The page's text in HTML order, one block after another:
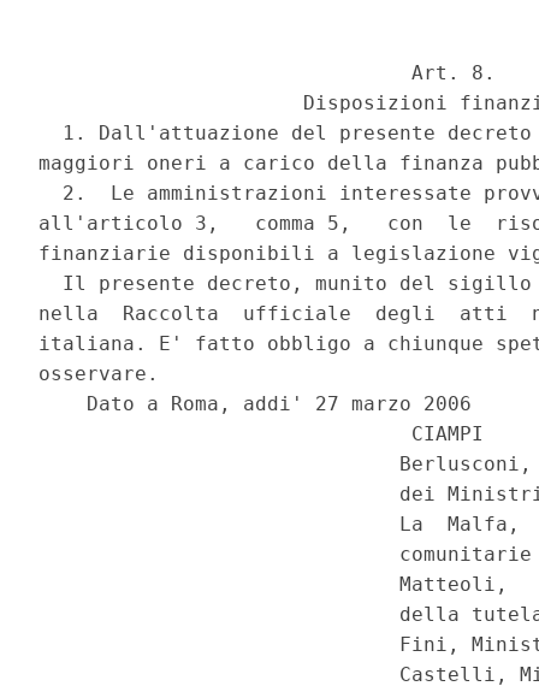
                               Art. 8.
Disposizioni
1. Dall'attuazione del presente
maggiori oneri a carico della finanza
2.  Le amministrazioni interessate
all'articolo 3,   comma 5,   con  le
finanziarie disponibili a legislazione
Il presente decreto, munito del
nella  Raccolta  ufficiale  degli  atti
italiana. E' fatto obbligo a chiunque
osservare.
    Dato a Roma, addi' 27 marzo 2006
                               CIAMPI
dei
La  Malfa,
                              comunitarie
Matteoli,
della
Fini,
Castelli,